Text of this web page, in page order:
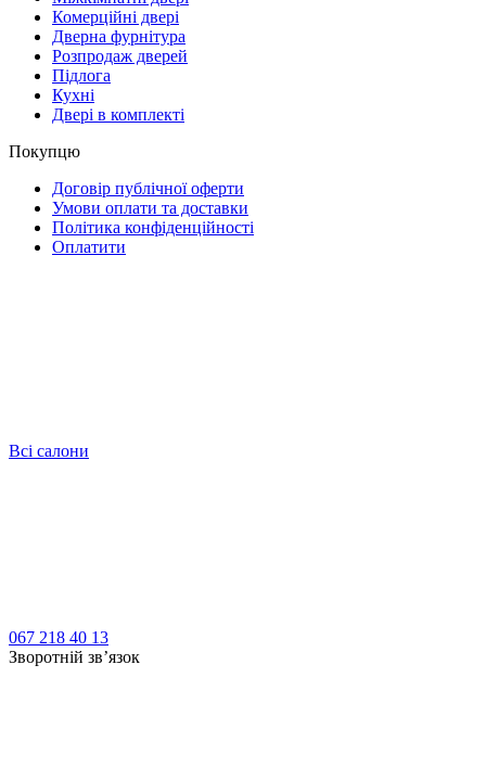
Комерційні двері
Дверна фурнітура
Розпродаж дверей
Підлога
Кухні
Двері в комплекті
Покупцю
Договір публічної оферти
Умови оплати та доставки
Політика конфіденційності
Оплатити
Всі салони
067 218 40 13
Зворотній зв’язок